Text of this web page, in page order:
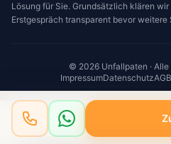
Lösung für Sie. Grundsätzlich klären
Erstgespräch transparent bevor
© 2026 Unfallpaten ·
ImpressumDatenschutzAGB